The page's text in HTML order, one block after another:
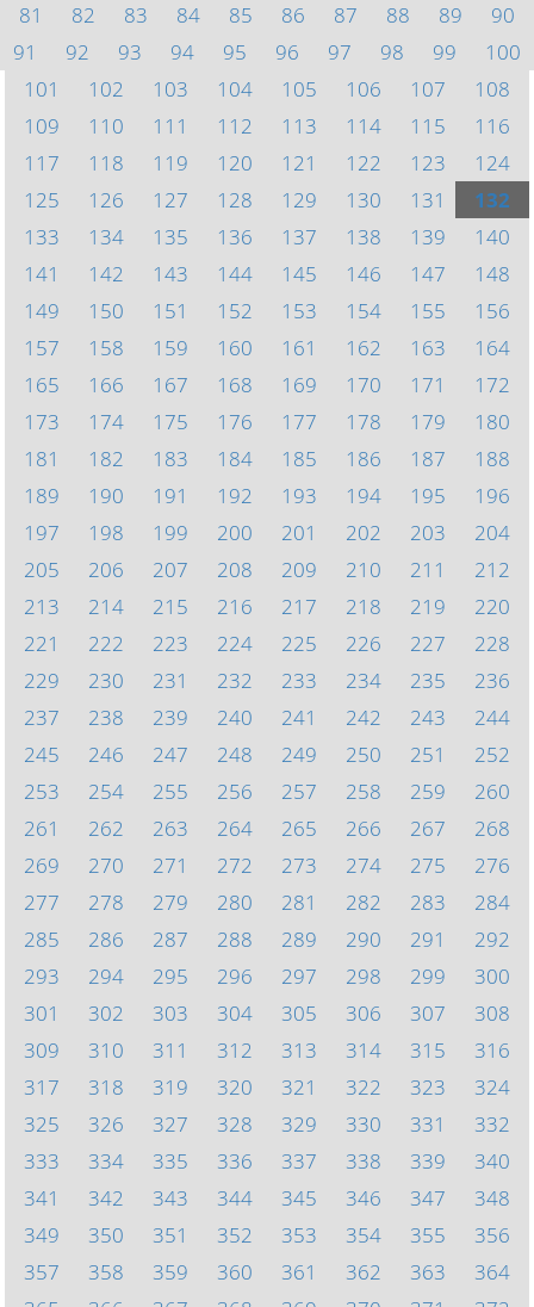
81
82 83 84 85 86 87 88 89
90
91
92 93 94 95 96 97 98 99
100
101
102 103 104 105 106 107
108
109
110 111 112 113 114 115
116
117
118 119 120 121 122 123
124
125
126 127 128 129 130 131
132
133
134 135 136 137 138 139
140
141
142 143 144 145 146 147
148
149
150 151 152 153 154 155
156
157
158 159 160 161 162 163
164
165
166 167 168 169 170 171
172
173
174 175 176 177 178 179
180
181
182 183 184 185 186 187
188
189
190 191 192 193 194 195
196
197
198 199 200 201 202 203
204
205
206 207 208 209 210 211
212
213
214 215 216 217 218 219
220
221
222 223 224 225 226 227
228
229
230 231 232 233 234 235
236
237
238 239 240 241 242 243
244
245
246 247 248 249 250 251
252
253
254 255 256 257 258 259
260
261
262 263 264 265 266 267
268
269
270 271 272 273 274 275
276
277
278 279 280 281 282 283
284
285
286 287 288 289 290 291
292
293
294 295 296 297 298 299
300
301
302 303 304 305 306 307
308
309
310 311 312 313 314 315
316
317
318 319 320 321 322 323
324
325
326 327 328 329 330 331
332
333
334 335 336 337 338 339
340
341
342 343 344 345 346 347
348
349
350 351 352 353 354 355
356
357
358 359 360 361 362 363
364